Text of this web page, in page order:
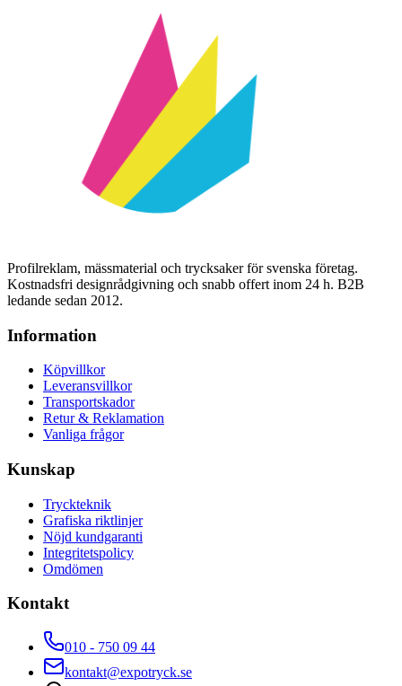
Profilreklam, mässmaterial och trycksaker för svenska företag.
Kostnadsfri designrådgivning och snabb offert inom 24 h. B2B
ledande sedan 2012.
Information
Köpvillkor
Leveransvillkor
Transportskador
Retur & Reklamation
Vanliga frågor
Kunskap
Tryckteknik
Grafiska riktlinjer
Nöjd kundgaranti
Integritetspolicy
Omdömen
Kontakt
010 - 750 09 44
kontakt@expotryck.se